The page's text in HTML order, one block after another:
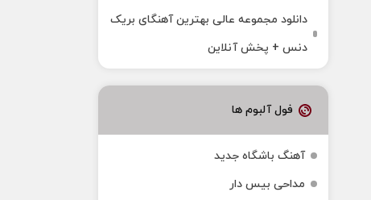
دانلود مجموعه عالی بهترین آهنگای بریک
دنس + پخش آنلاین
فول آلبوم ها
آهنگ باشگاه جدید
مداحی بیس دار